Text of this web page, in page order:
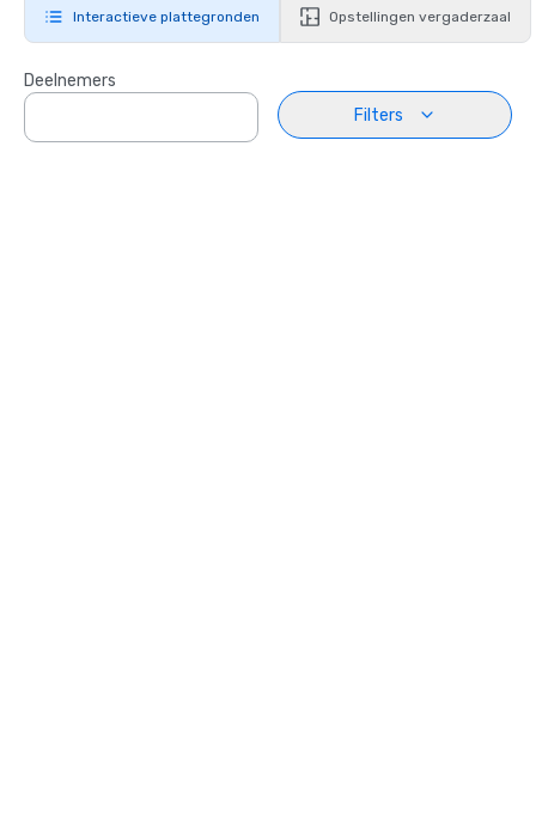
Interactieve plattegronden Opstellingen vergaderzaal
Deelnemers
Filters